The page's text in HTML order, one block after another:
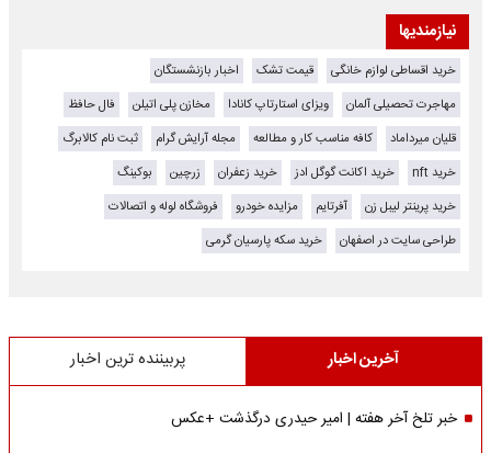
نیازمندیها
خرید اقساطی لوازم خانگی قیمت تشک
اخبار بازنشستگان
مهاجرت تحصیلی آلمان
ویزای استارتاپ کانادا مخازن پلی اتیلن
فال حافظ
قلیان میرداماد
کافه مناسب کار و مطالعه مجله آرایش گرام
ثبت نام کالابرگ
خرید nft
خرید اکانت گوگل ادز خرید زعفران زرچین
بوکینگ
خرید پرینتر لیبل زن
آفرتایم مزایده خودرو
فروشگاه لوله و اتصالات
طراحی سایت در اصفهان
خرید سکه پارسیان گرمی
آخرین اخبار پربیننده ترین اخبار
خبر تلخ آخر هفته | امیر حیدری درگذشت +عکس